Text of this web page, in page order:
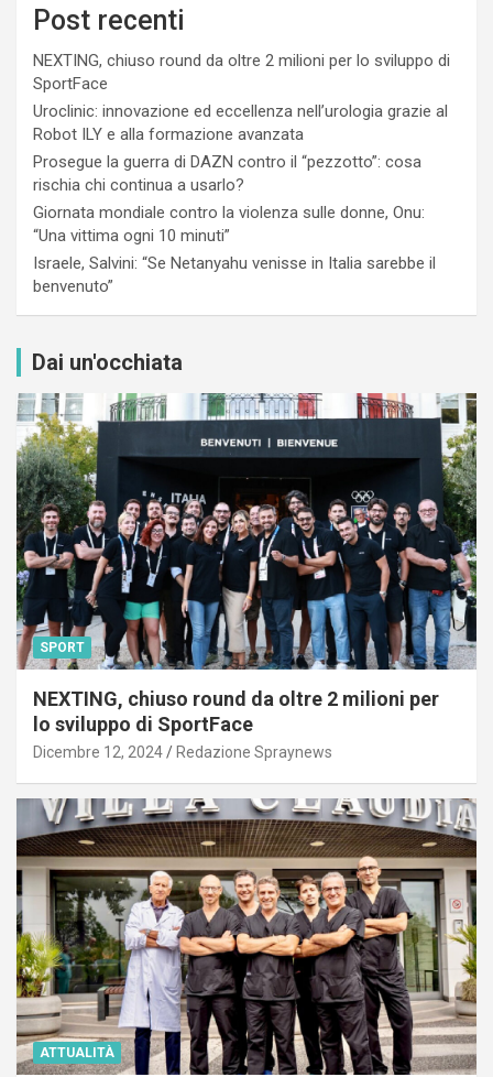
Post recenti
NEXTING, chiuso round da oltre 2 milioni per lo sviluppo di
SportFace
Uroclinic: innovazione ed eccellenza nell’urologia grazie al
Robot ILY e alla formazione avanzata
Prosegue la guerra di DAZN contro il “pezzotto”: cosa
rischia chi continua a usarlo?
Giornata mondiale contro la violenza sulle donne, Onu:
“Una vittima ogni 10 minuti”
Israele, Salvini: “Se Netanyahu venisse in Italia sarebbe il
benvenuto”
Dai un'occhiata
SPORT
NEXTING, chiuso round da oltre 2 milioni per
lo sviluppo di SportFace
Dicembre 12, 2024 Redazione Spraynews
ATTUALITÀ